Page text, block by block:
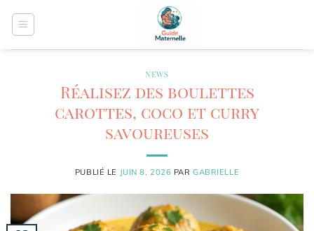
NEWS
Réalisez des boulettes
carottes, coco et curry
savoureuses
PUBLIÉ LE JUIN 8, 2026 PARGABRIELLE